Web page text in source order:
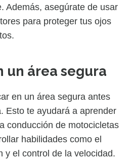
Además, asegúrate de usar
para proteger tus ojos
un área segura
en un área segura antes
Esto te ayudará a aprender
conducción de motocicletas
habilidades como el
y el control de la velocidad.